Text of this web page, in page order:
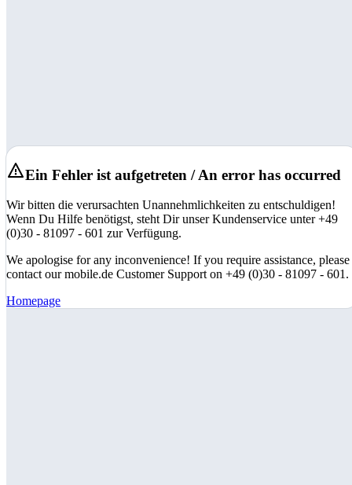
Ein Fehler ist aufgetreten / An error has occurred
Wir bitten die verursachten Unannehmlichkeiten zu entschuldigen!
Wenn Du Hilfe benötigst, steht Dir unser Kundenservice unter +49
(0)30 - 81097 - 601 zur Verfügung.
We apologise for any inconvenience! If you require assistance, please
contact our mobile.de Customer Support on +49 (0)30 - 81097 - 601.
Homepage